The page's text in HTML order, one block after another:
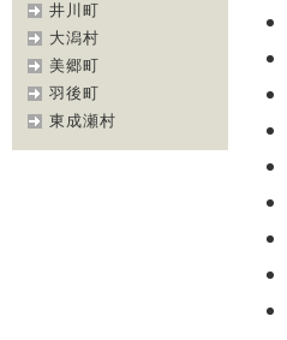
井川町
大潟村
美郷町
羽後町
東成瀬村